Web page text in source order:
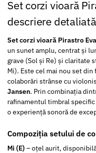
Set corzi vioară
descriere detaliată
Set corzi vioară Pirastro
un sunet amplu, centrat și
grave (Sol și Re) și claritate
Mi). Este cel mai nou set
colaborări strânse cu
Jansen. Prin combinația
rafinamentul timbral
o experiență sonoră de
Compoziția setului de
Mi (E) – oțel aurit,